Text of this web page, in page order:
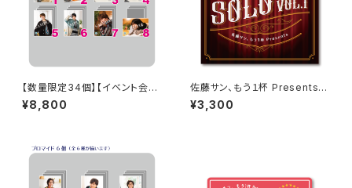
【数量限定34個】【イベント会場
特典付き】SECOND LINE Pre
sents みんなに会いに行くよ!
¥8,800
佐藤サン、もう１杯 Presents
朗読CD SOLO Vol.1
¥3,300